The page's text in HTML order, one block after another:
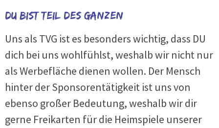
DU bist Teil des Ganzen
Uns als TVG ist es besonders wichtig, dass DU
dich bei uns wohlfühlst, weshalb wir nicht nur
als Werbefläche dienen wollen. Der Mensch
hinter der Sponsorentätigkeit ist uns von
ebenso großer Bedeutung, weshalb wir dir
gerne Freikarten für die Heimspiele unserer